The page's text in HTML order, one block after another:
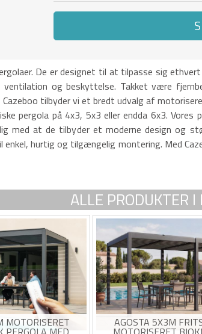
De er designet til at tilpasse sig
og beskyttelse. Takket være
tilbyder vi et bredt udvalg af
pergola på 4x3, 5x3 eller endda 6x3.
med at de tilbyder et moderne design og
hurtig og tilgængelig montering. Med
ALLE PRODUKTER I
MOTORISERET AGOSTA 5X3M